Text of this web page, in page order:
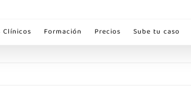
Clínicos Formación Precios Sube tu caso